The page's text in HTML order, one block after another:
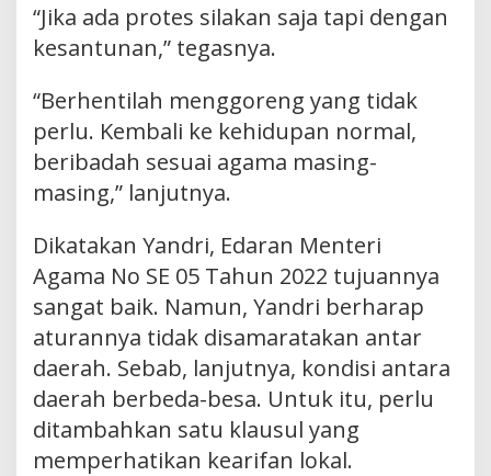
“Jika ada protes silakan saja tapi dengan
kesantunan,” tegasnya.
“Berhentilah menggoreng yang tidak
perlu. Kembali ke kehidupan normal,
beribadah sesuai agama masing-
masing,” lanjutnya.
Dikatakan Yandri, Edaran Menteri
Agama No SE 05 Tahun 2022 tujuannya
sangat baik. Namun, Yandri berharap
aturannya tidak disamaratakan antar
daerah. Sebab, lanjutnya, kondisi antara
daerah berbeda-besa. Untuk itu, perlu
ditambahkan satu klausul yang
memperhatikan kearifan lokal.